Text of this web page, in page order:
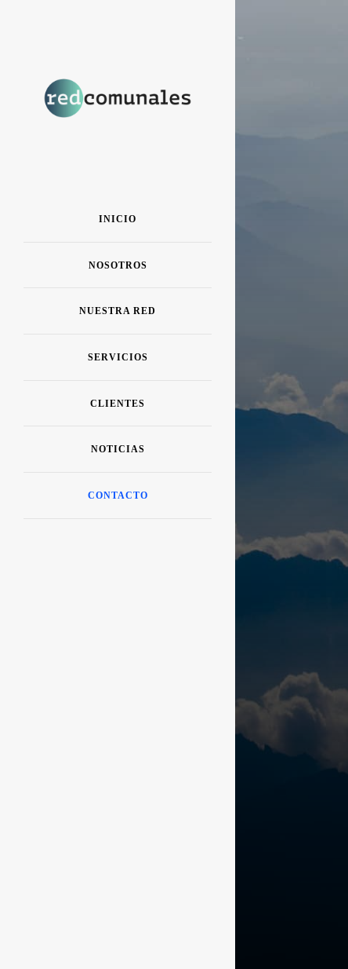
INICIO
NOSOTROS
NUESTRA RED
SERVICIOS
CLIENTES
NOTICIAS
CONTACTO